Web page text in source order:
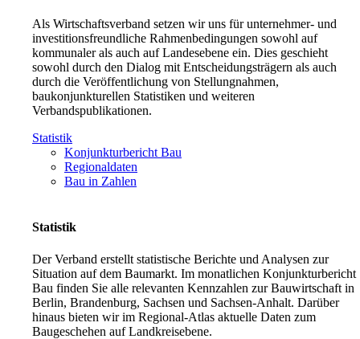
Als Wirtschaftsverband setzen wir uns für unternehmer- und
investitionsfreundliche Rahmenbedingungen sowohl auf
kommunaler als auch auf Landesebene ein. Dies geschieht
sowohl durch den Dialog mit Entscheidungsträgern als auch
durch die Veröffentlichung von Stellungnahmen,
baukonjunkturellen Statistiken und weiteren
Verbandspublikationen.
Statistik
Konjunkturbericht Bau
Regionaldaten
Bau in Zahlen
Statistik
Der Verband erstellt statistische Berichte und Analysen zur
Situation auf dem Baumarkt. Im monatlichen Konjunkturbericht
Bau finden Sie alle relevanten Kennzahlen zur Bauwirtschaft in
Berlin, Brandenburg, Sachsen und Sachsen-Anhalt. Darüber
hinaus bieten wir im Regional-Atlas aktuelle Daten zum
Baugeschehen auf Landkreisebene.